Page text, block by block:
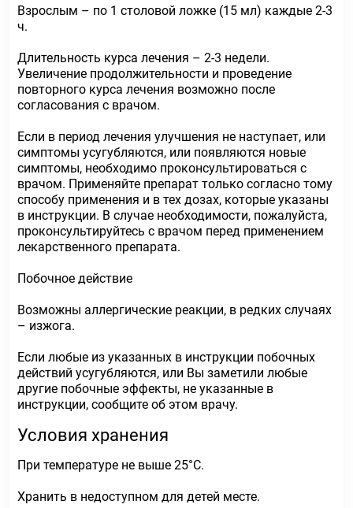
Взрослым – по 1 столовой ложке (15 мл) каждые 2-3
ч.
Длительность курса лечения – 2-3 недели.
Увеличение продолжительности и проведение
повторного курса лечения возможно после
согласования с врачом.
Если в период лечения улучшения не наступает, или
симптомы усугубляются, или появляются новые
симптомы, необходимо проконсультироваться с
врачом. Применяйте препарат только согласно тому
способу применения и в тех дозах, которые указаны
в инструкции. В случае необходимости, пожалуйста,
проконсультируйтесь с врачом перед применением
лекарственного препарата.
Побочное действие
Возможны аллергические реакции, в редких случаях
– изжога.
Если любые из указанных в инструкции побочных
действий усугубляются, или Вы заметили любые
другие побочные эффекты, не указанные в
инструкции, сообщите об этом врачу.
Условия хранения
При температуре не выше 25°С.
Хранить в недоступном для детей месте.